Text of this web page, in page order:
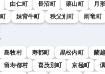
由仁町 長沼町 栗山町 月
妹背牛町 秩父別町 雨竜町
島牧村 寿都町 黒松内町 蘭
留寿都村 喜茂別町 京極町